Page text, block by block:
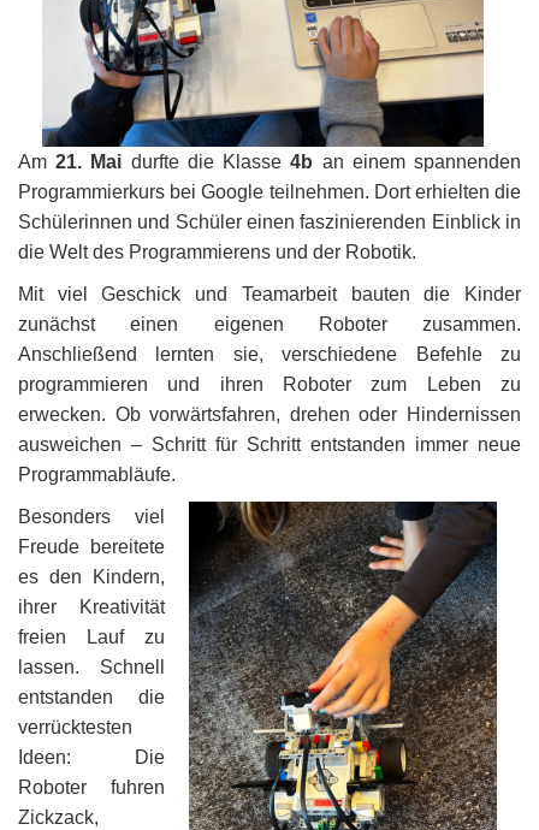
Am21. Mai durfte die Klasse4b an einem spannenden
Programmierkurs bei Google teilnehmen. Dort erhielten die
Schülerinnen und Schüler einen faszinierenden Einblick in
die Welt des Programmierens und der Robotik.
Mit viel Geschick und Teamarbeit bauten die Kinder
zunächst einen eigenen Roboter zusammen.
Anschließend lernten sie, verschiedene Befehle zu
programmieren und ihren Roboter zum Leben zu
erwecken. Ob vorwärtsfahren, drehen oder Hindernissen
ausweichen – Schritt für Schritt entstanden immer neue
Programmabläufe.
Besonders viel
Freude bereitete
es den Kindern,
ihrer Kreativität
freien Lauf zu
lassen. Schnell
entstanden die
verrücktesten
Ideen: Die
Roboter fuhren
Zickzack,